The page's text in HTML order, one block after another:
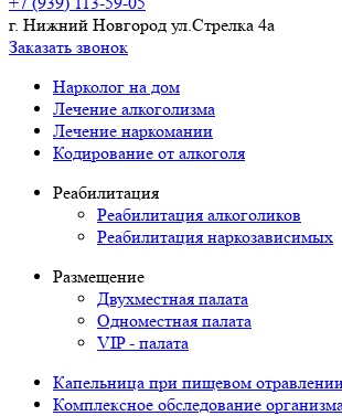
г. Нижний Новгород ул.Стрелка 4а
Заказать звонок
Нарколог на дом
Лечение алкоголизма
Лечение наркомании
Кодирование от алкоголя
Реабилитация
Реабилитация алкоголиков
Реабилитация наркозависимых
Размещение
Двухместная палата
Одноместная палата
VIP - палата
Капельница при пищевом
Комплексное обследование